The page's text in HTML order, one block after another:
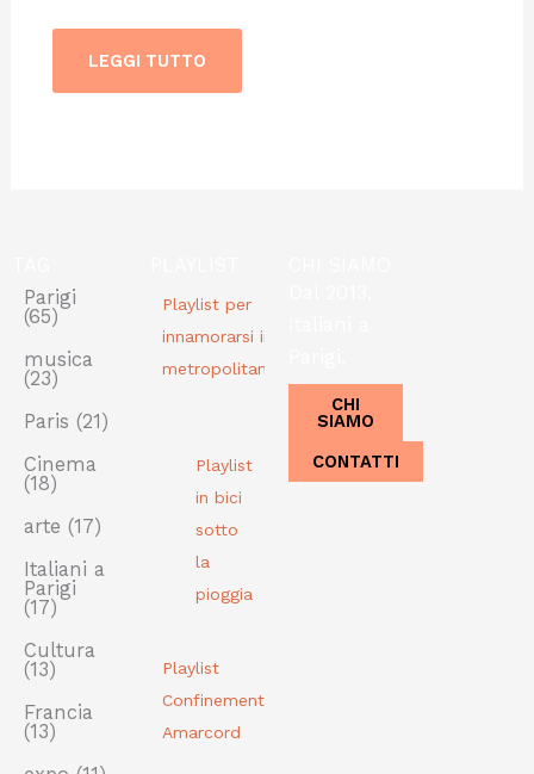
LEGGI TUTTO
CHI
SIAMO
CONTATTI
Playlist per
innamorarsi in
metropolitana
Playlist
in bici
sotto
la
pioggia
Playlist
Confinement
Amarcord
Parigi
(65)
musica
(23)
Paris(21)
Cinema
(18)
arte(17)
Italiani a
Parigi
(17)
Cultura
(13)
Francia
(13)